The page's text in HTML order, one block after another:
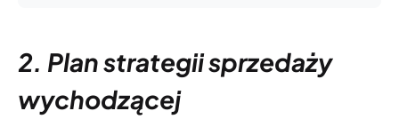
2. Plan strategii sprzedaży
wychodzącej